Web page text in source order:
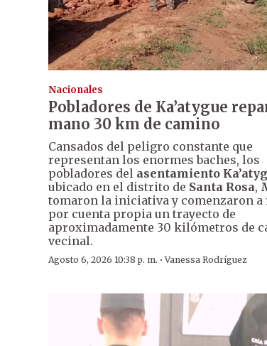
Nacionales
Pobladores de Ka’atygue
mano 30 km de camino
Cansados del peligro constante que
representan los enormes baches, los
pobladores del asentamiento
ubicado en el distrito de Santa Rosa,
tomaron la iniciativa y comenzaron a
por cuenta propia un trayecto de
aproximadamente 30 kilómetros de
vecinal.
Agosto 6, 2026 10:38 p. m. ·Vanessa Rodríguez